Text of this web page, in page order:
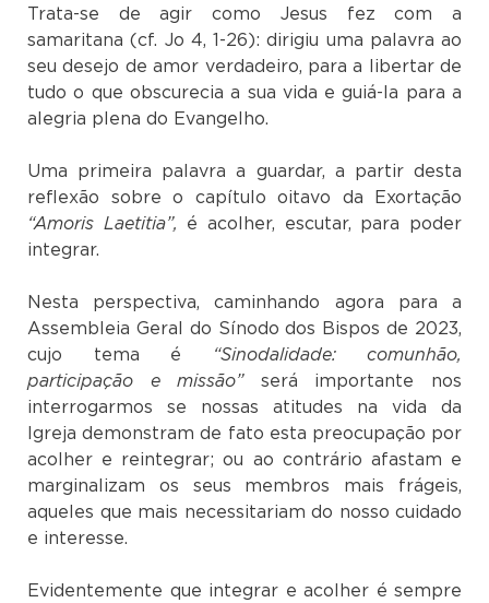
Trata-se de agir como Jesus fez com a
samaritana (cf. Jo 4, 1-26): dirigiu uma palavra ao
seu desejo de amor verdadeiro, para a libertar de
tudo o que obscurecia a sua vida e guiá-la para a
alegria plena do Evangelho.
Uma primeira palavra a guardar, a partir desta
reflexão sobre o capítulo oitavo da Exortação
“Amoris Laetitia”, é acolher, escutar, para poder
integrar.
Nesta perspectiva, caminhando agora para a
Assembleia Geral do Sínodo dos Bispos de 2023,
cujo tema é
“Sinodalidade: comunhão,
participação e missão”será importante nos
interrogarmos se nossas atitudes na vida da
Igreja demonstram de fato esta preocupação por
acolher e reintegrar; ou ao contrário afastam e
marginalizam os seus membros mais frágeis,
aqueles que mais necessitariam do nosso cuidado
e interesse.
Evidentemente que integrar e acolher é sempre